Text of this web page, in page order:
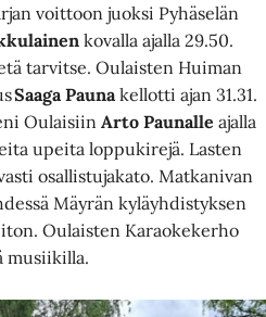
voittoon juoksi Pyhäselän
kovalla ajalla 29.50.
tarvitse. Oulaisten Huiman
Saaga Pauna kellotti ajan 31.31.
OulaisiinArto Paunalle ajalla
upeita loppukirejä. Lasten
osallistujakato. Matkanivan
Mäyrän kyläyhdistyksen
Oulaisten Karaokekerho
musiikilla.